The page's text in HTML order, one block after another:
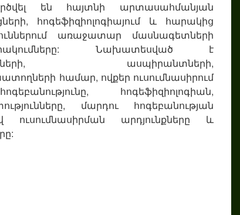
են հայտնի արտասահմանյան
հոգեֆիզիոլոգիայում և հարակից
առաջատար մասնագետների
Նախատեսված է
ասպիրանտների,
համար, ովքեր ուսումնասիրում
հոգեֆիզիոլոգիան,
մարդու հոգեբանության
ուսումնասիրման արդյունքները և